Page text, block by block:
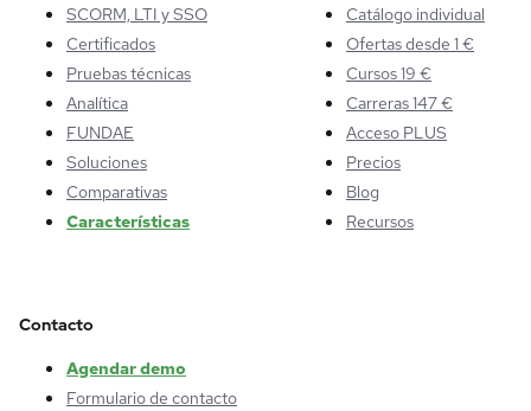
SCORM, LTI y SSO
Certificados
Pruebas técnicas
Analítica
FUNDAE
Soluciones
Comparativas
Características
Catálogo individual
Ofertas desde 1 €
Cursos 19 €
Carreras 147 €
Acceso PLUS
Precios
Blog
Recursos
Contacto
Agendar demo
Formulario de contacto